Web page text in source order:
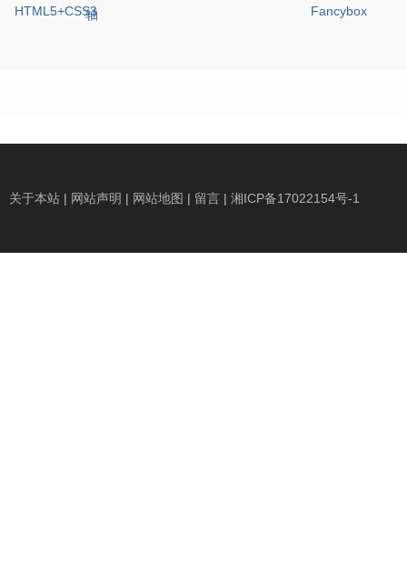
轴
关于本站 | 网站声明 | 网站地图 | 留言 | 湘ICP备17022154号-1